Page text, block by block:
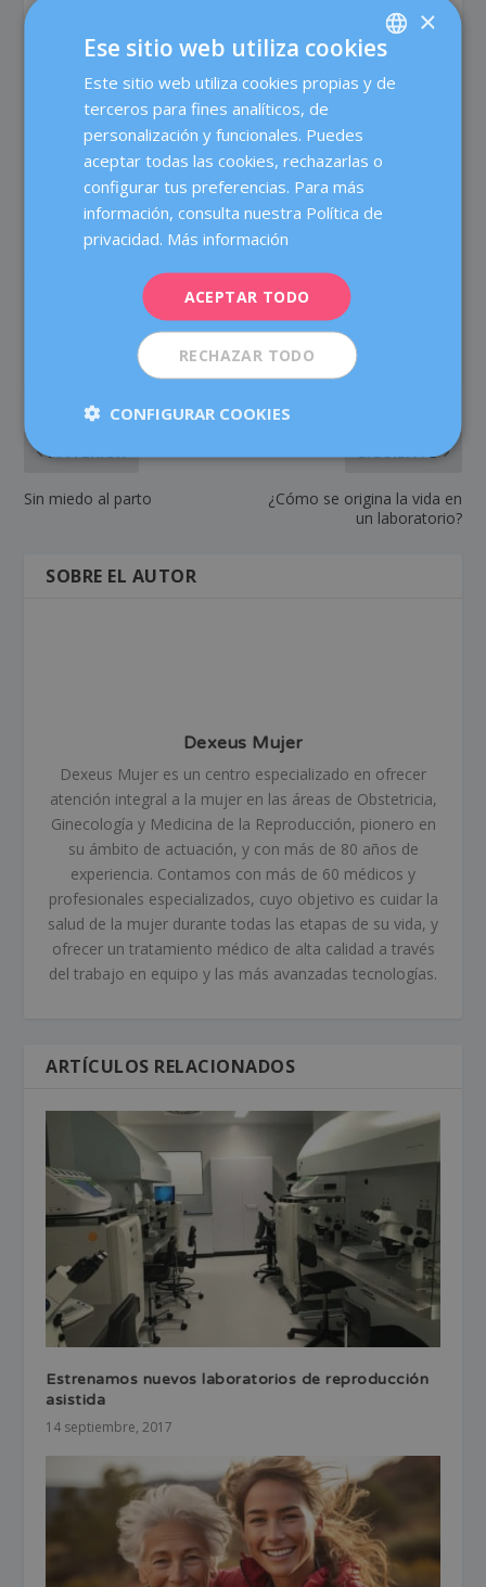
¡Esperamos que este post te haya resultado útil!
Si quieres ampliar la información, puedes consultar a
nuestro equipo de laUnidad de Endometriosis
ofrecemos talleres específicos de forma periódica para
tratar todos estos aspectos.
COMPARTIR: VALORACIÓN:
ANTERIOR
Sin miedo al parto
SIGUIENTE
¿Cómo se origina la vida en
un laboratorio?
SOBRE EL AUTOR
Dexeus Mujer
Dexeus Mujer es un centro especializado en ofrecer
atención integral a la mujer en las áreas de Obstetricia,
Ginecología y Medicina de la Reproducción, pionero en
su ámbito de actuación, y con más de 80 años de
experiencia. Contamos con más de 60 médicos y
profesionales especializados, cuyo objetivo es cuidar la
salud de la mujer durante todas las etapas de su vida, y
ofrecer un tratamiento médico de alta calidad a través
del trabajo en equipo y las más avanzadas tecnologías.
ARTÍCULOS RELACIONADOS
Estrenamos nuevos laboratorios de reproducción
asistida
14 septiembre, 2017
SPANISH
×
Ese sitio web utiliza cookies
Este sitio web utiliza cookies propias y de
terceros para fines analíticos, de
personalización y funcionales. Puedes
aceptar todas las cookies, rechazarlas o
configurar tus preferencias. Para más
información, consulta nuestra Política de
privacidad. Más información
ACEPTAR TODO
RECHAZAR TODO
CONFIGURAR COOKIES